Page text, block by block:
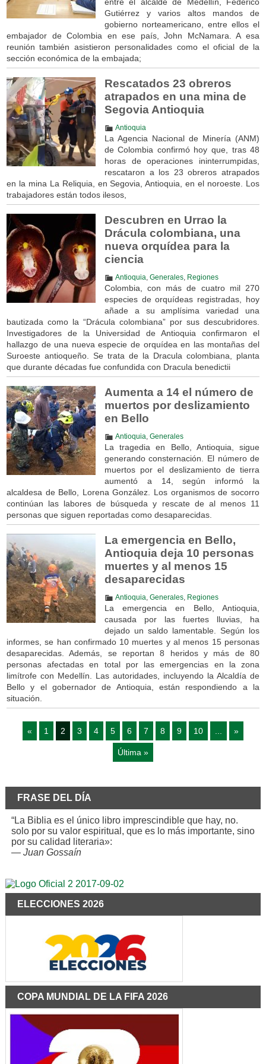
Gutiérrez y varios altos mandos de
gobierno norteamericano, entre ellos el
embajador de Colombia en ese país, John McNamara. A esa
reunión también asistieron personalidades como el oficial de la
sección económica de la embajada;
Rescatados 23 obreros
atrapados en una mina de
Segovia Antioquia
Antioquia
La Agencia Nacional de Minería (ANM)
de Colombia confirmó hoy que, tras 48
horas de operaciones ininterrumpidas,
rescataron a los 23 obreros atrapados
en la mina La Reliquia, en Segovia, Antioquia, en el noroeste. Los
trabajadores están todos ilesos,
Descubren en Urrao la
Drácula colombiana, una
nueva orquídea para la
ciencia
Antioquia Generales, Regiones
Colombia, con más de cuatro mil 270
especies de orquídeas registradas, hoy
añade a su amplísima variedad una
bautizada como la “Drácula colombiana” por sus descubridores.
Investigadores de la Universidad de Antioquia confirmaron el
hallazgo de una nueva especie de orquídea en las montañas del
Suroeste antioqueño. Se trata de la Dracula colombiana, planta
que durante décadas fue confundida con Dracula benedictii
Aumenta a 14 el número de
muertos por deslizamiento
en Bello
Antioquia Generales
La tragedia en Bello, Antioquia, sigue
generando consternación. El número de
muertos por el deslizamiento de tierra
aumentó a 14, según informó la
alcaldesa de Bello, Lorena González. Los organismos de socorro
continúan las labores de búsqueda y rescate de al menos 11
personas que siguen reportadas como desaparecidas.
La emergencia en Bello,
Antioquia deja 10 personas
muertes y al menos 15
desaparecidas
Antioquia Generales, Regiones
La emergencia en Bello, Antioquia,
causada por las fuertes lluvias, ha
dejado un saldo lamentable. Según los
informes, se han confirmado 10 muertes y al menos 15 personas
desaparecidas. Además, se reportan 8 heridos y más de 80
personas afectadas en total por las emergencias en la zona
limítrofe con Medellín. Las autoridades, incluyendo la Alcaldía de
Bello y el gobernador de Antioquia, están respondiendo a la
situación.
« 1 2 3 4 5 6 7 8 9 10 »
Última »
FRASE DEL DÍA
“La Biblia es el único libro imprescindible que hay, no.
solo por su valor espiritual, que es lo más importante, sino
por su calidad literaria»:
— Juan Gossaín
ELECCIONES 2026
COPA MUNDIAL DE LA FIFA 2026